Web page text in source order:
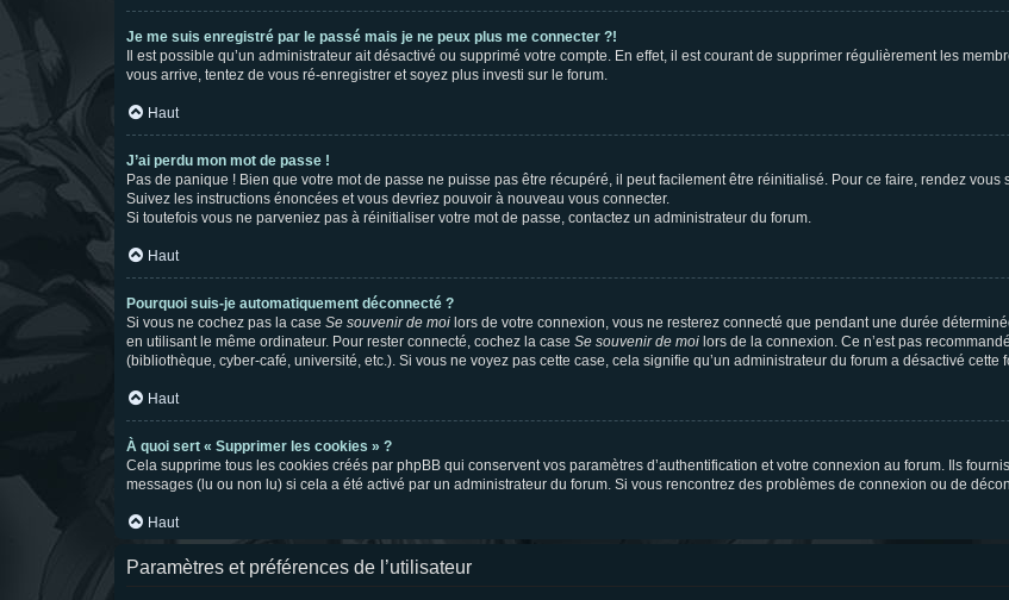
Je me suis enregistré par le passé mais je ne peux plus me connecter ?!
Il est possible qu’un administrateur ait désactivé ou supprimé votre compte. En effet, il est courant de supprimer régulièrement les
vous arrive, tentez de vous ré-enregistrer et soyez plus investi sur le forum.
Haut
J’ai perdu mon mot de passe !
Pas de panique ! Bien que votre mot de passe ne puisse pas être récupéré, il peut facilement être réinitialisé. Pour ce faire, rendez
Suivez les instructions énoncées et vous devriez pouvoir à nouveau vous connecter.
Si toutefois vous ne parveniez pas à réinitialiser votre mot de passe, contactez un administrateur du forum.
Haut
Pourquoi suis-je automatiquement déconnecté ?
Si vous ne cochez pas la case Se souvenir de moi lors de votre connexion, vous ne resterez connecté que pendant une durée
en utilisant le même ordinateur. Pour rester connecté, cochez la case Se souvenir de moi lors de la connexion. Ce n’est pas
(bibliothèque, cyber-café, université, etc.). Si vous ne voyez pas cette case, cela signifie qu’un administrateur du forum a désactivé cette
Haut
À quoi sert « Supprimer les cookies » ?
Cela supprime tous les cookies créés par phpBB qui conservent vos paramètres d’authentification et votre connexion au forum. Ils
messages (lu ou non lu) si cela a été activé par un administrateur du forum. Si vous rencontrez des problèmes de connexion ou de
Haut
Paramètres et préférences de l’utilisateur